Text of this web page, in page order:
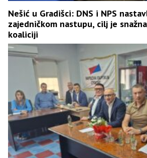
Nešić u Gradišci: DNS i NPS
zajedničkom nastupu, cilj je
koaliciji